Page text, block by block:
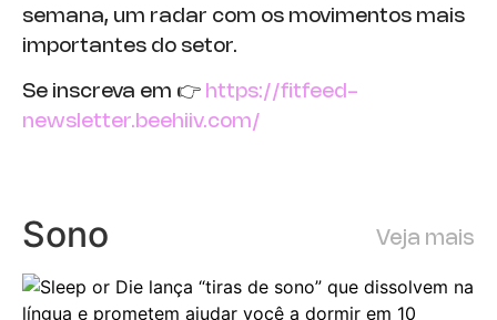
semana, um radar com os movimentos mais
importantes do setor.
Se inscreva em 👉 https://fitfeed-
newsletter.beehiiv.com/
Sono Veja mais